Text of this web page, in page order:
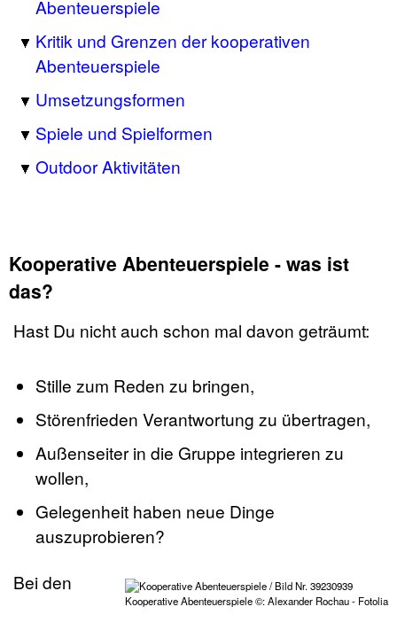
Abenteuerspiele
Kritik und Grenzen der kooperativen
Abenteuerspiele
Umsetzungsformen
Spiele und Spielformen
Outdoor Aktivitäten
Kooperative Abenteuerspiele - was ist
das?
Hast Du nicht auch schon mal davon geträumt:
Stille zum Reden zu bringen,
Störenfrieden Verantwortung zu übertragen,
Außenseiter in die Gruppe integrieren zu
wollen,
Gelegenheit haben neue Dinge
auszuprobieren?
Kooperative Abenteuerspiele ©: Alexander Rochau - Fotolia
Bei den